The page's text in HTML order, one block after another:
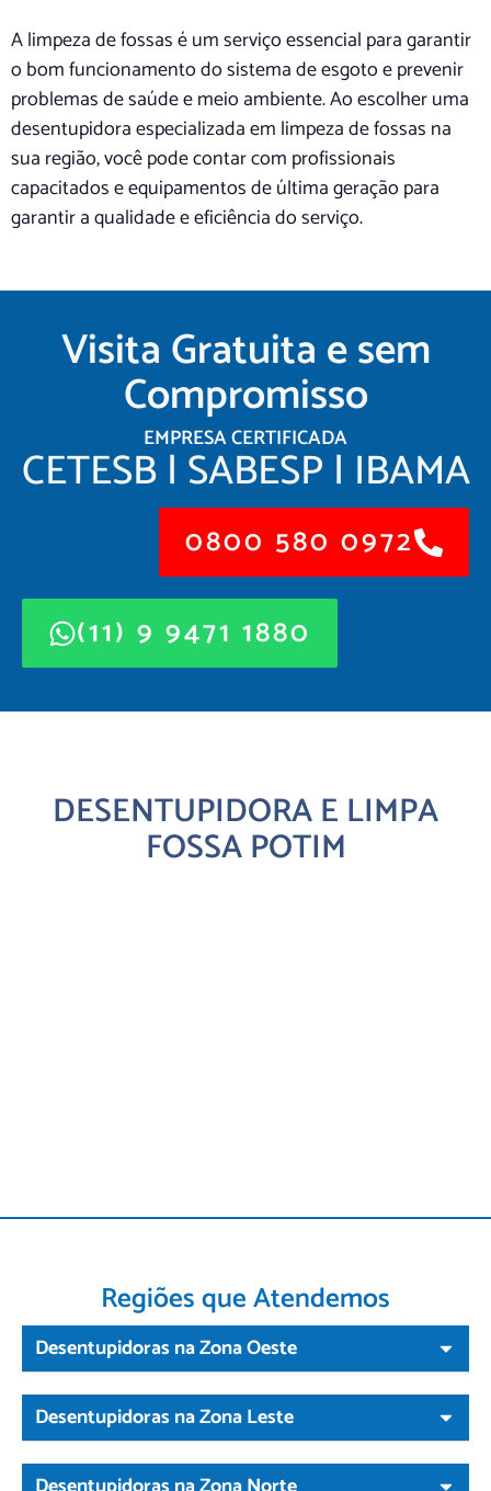
A limpeza de fossas é um serviço essencial para garantir
o bom funcionamento do sistema de esgoto e prevenir
problemas de saúde e meio ambiente. Ao escolher uma
desentupidora especializada em limpeza de fossas na
sua região, você pode contar com profissionais
capacitados e equipamentos de última geração para
garantir a qualidade e eficiência do serviço.
Visita Gratuita e sem
Compromisso
EMPRESA CERTIFICADA
CETESB | SABESP | IBAMA
0800 580 0972
(11) 9 9471 1880
DESENTUPIDORA E LIMPA
FOSSA POTIM
Regiões que Atendemos
Desentupidoras na Zona Oeste
Desentupidoras na Zona Leste